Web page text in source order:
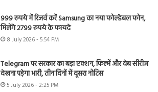
999 रुपये में रिजर्व करें Samsung का नया फोल्डेबल फोन,
मिलेंगे 2799 रुपये के फायदे
8 July 2026 - 5:54 PM
Telegram पर सरकार का बड़ा एक्शन, फिल्में और वेब सीरीज
देखना पड़ेगा भारी, तीन दिनों में दूसरा नोटिस
5 July 2026 - 2:25 PM